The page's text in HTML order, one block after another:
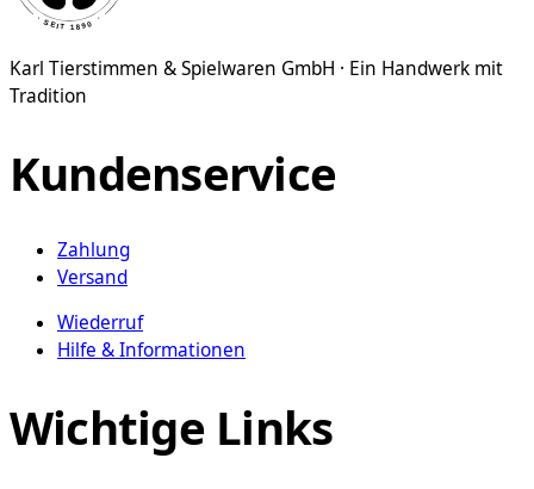
Optionen
der
Produktseite
Karl Tierstimmen & Spielwaren GmbH · Ein Handwerk mit
Tradition
Kundenservice
Zahlung
Versand
Wiederruf
Hilfe & Informationen
Wichtige Links